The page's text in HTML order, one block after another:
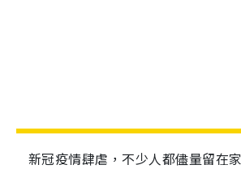
新冠疫情肆虐，不少人都儘量留在